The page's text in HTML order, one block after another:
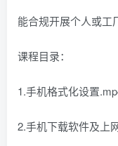
能合规开展个人或工
课程目录：
1.手机格式化设置
2.手机下载软件及上